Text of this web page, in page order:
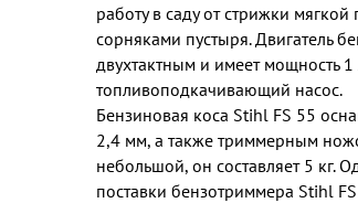
работу в саду от стрижки
сорняками пустыря. Двигатель
двухтактным и имеет мощность 1
топливоподкачивающий насос.
Бензиновая коса Stihl FS 55
2,4 мм, а также триммерным
небольшой, он составляет 5 кг.
поставки бензотриммера Stihl